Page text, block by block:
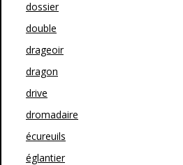
dossier
double
drageoir
dragon
drive
dromadaire
écureuils
églantier